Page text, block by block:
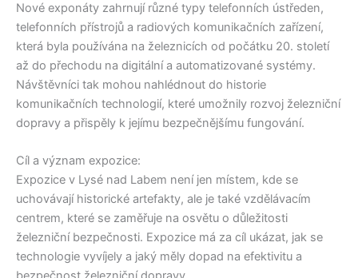
Nové exponáty zahrnují různé typy telefonních ústředen,
telefonních přístrojů a radiových komunikačních zařízení,
která byla používána na železnicích od počátku 20. století
až do přechodu na digitální a automatizované systémy.
Návštěvníci tak mohou nahlédnout do historie
komunikačních technologií, které umožnily rozvoj železniční
dopravy a přispěly k jejímu bezpečnějšímu fungování.
Cíl a význam expozice:
Expozice v Lysé nad Labem není jen místem, kde se
uchovávají historické artefakty, ale je také vzdělávacím
centrem, které se zaměřuje na osvětu o důležitosti
železniční bezpečnosti. Expozice má za cíl ukázat, jak se
technologie vyvíjely a jaký měly dopad na efektivitu a